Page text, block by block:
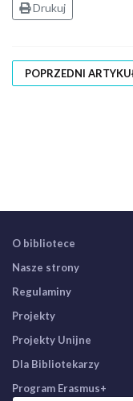
Drukuj
POPRZEDNI
O bibliotece
Nasze strony
Regulaminy
Projekty
Projekty Unijne
Dla Bibliotekarzy
Program Erasmus+